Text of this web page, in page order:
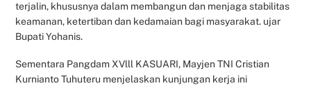
terjalin, khususnya dalam membangun dan menjaga stabilitas
keamanan, ketertiban dan kedamaian bagi masyarakat. ujar
Bupati Yohanis.
Sementara Pangdam XVlll KASUARI, Mayjen TNI Cristian
Kurnianto Tuhuteru menjelaskan kunjungan kerja ini